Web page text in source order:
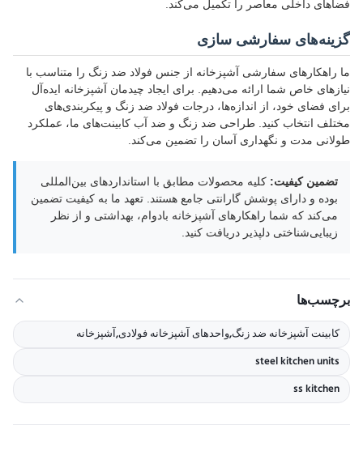
فضاهای داخلی معاصر را تکمیل می‌کند.
گزینه‌های سفارشی سازی
ما راهکارهای سفارشی آشپزخانه از جنس فولاد ضد زنگ را متناسب با
نیازهای خاص شما ارائه می‌دهیم. برای ایجاد چیدمان آشپزخانه ایده‌آل
برای فضای خود، از اندازه‌ها، درجات فولاد ضد زنگ و پیکربندی‌های
مختلف انتخاب کنید. طراحی ضد زنگ و ضد آب کابینت‌های ما، عملکرد
طولانی مدت و نگهداری آسان را تضمین می‌کند.
تضمین کیفیت: کلیه محصولات مطابق با استانداردهای بین‌المللی
بوده و دارای پوشش گارانتی جامع هستند. تعهد ما به کیفیت تضمین
می‌کند که شما راهکارهای آشپزخانه بادوام، بهداشتی و از نظر
زیبایی‌شناختی دلپذیر دریافت کنید.
برچسب‌ها
کابینت آشپزخانه ضد زنگ,واحدهای آشپزخانه فولادی,آشپزخانه
steel kitchen units
ss kitchen